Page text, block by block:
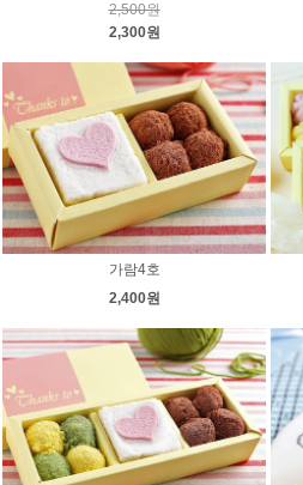
2,500원
2,300원
가람4호
2,400원